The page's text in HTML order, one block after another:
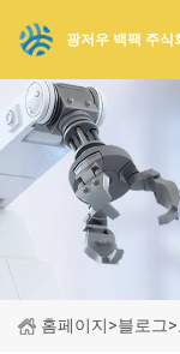
광저우 백팩 주식
홈페이지>블로그>